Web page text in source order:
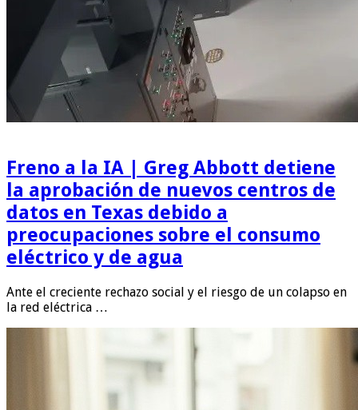
Freno a la IA | Greg Abbott detiene
la aprobación de nuevos centros de
datos en Texas debido a
preocupaciones sobre el consumo
eléctrico y de agua
Ante el creciente rechazo social y el riesgo de un colapso en
la red eléctrica …